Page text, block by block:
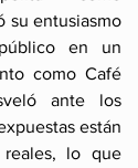
su entusiasmo
en un
como Café
ante los
están
reales, lo que